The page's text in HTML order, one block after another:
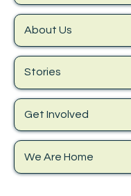
About Us
Stories
Get Involved
We Are Home